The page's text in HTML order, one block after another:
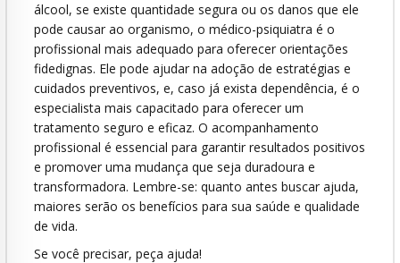
álcool, se existe quantidade segura ou os danos que ele
pode causar ao organismo, o médico-psiquiatra é o
profissional mais adequado para oferecer orientações
fidedignas. Ele pode ajudar na adoção de estratégias e
cuidados preventivos, e, caso já exista dependência, é o
especialista mais capacitado para oferecer um
tratamento seguro e eficaz. O acompanhamento
profissional é essencial para garantir resultados positivos
e promover uma mudança que seja duradoura e
transformadora. Lembre-se: quanto antes buscar ajuda,
maiores serão os benefícios para sua saúde e qualidade
de vida.
Se você precisar, peça ajuda!